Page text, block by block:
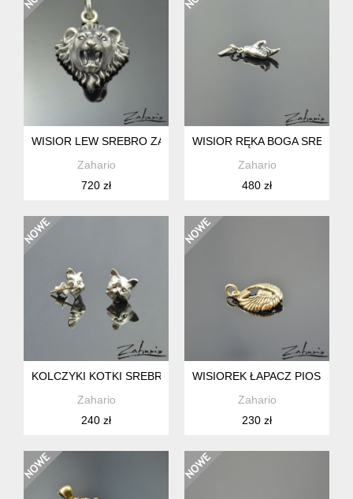
WISIOR LEW SREBRO ZAHARIO
Zahario
720 zł
WISIOR RĘKA BOGA SREBRO
Zahario
480 zł
KOLCZYKI KOTKI SREBRO ZAHARIO
Zahario
240 zł
WISIOREK ŁAPACZ
Zahario
230 zł